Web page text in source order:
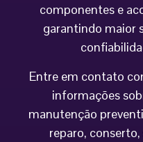
componentes e
garantindo maior
Entre em contato
informações
manutenção
reparo,